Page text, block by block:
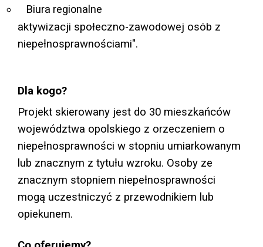
Biura regionalne
projekt „Przełamując bariery – wspieranie
aktywizacji społeczno-zawodowej osób z
niepełnosprawnościami".
Dla kogo?
Projekt skierowany jest do 30 mieszkańców
województwa opolskiego z orzeczeniem o
niepełnosprawności w stopniu umiarkowanym
lub znacznym z tytułu wzroku. Osoby ze
znacznym stopniem niepełnosprawności
mogą uczestniczyć z przewodnikiem lub
opiekunem.